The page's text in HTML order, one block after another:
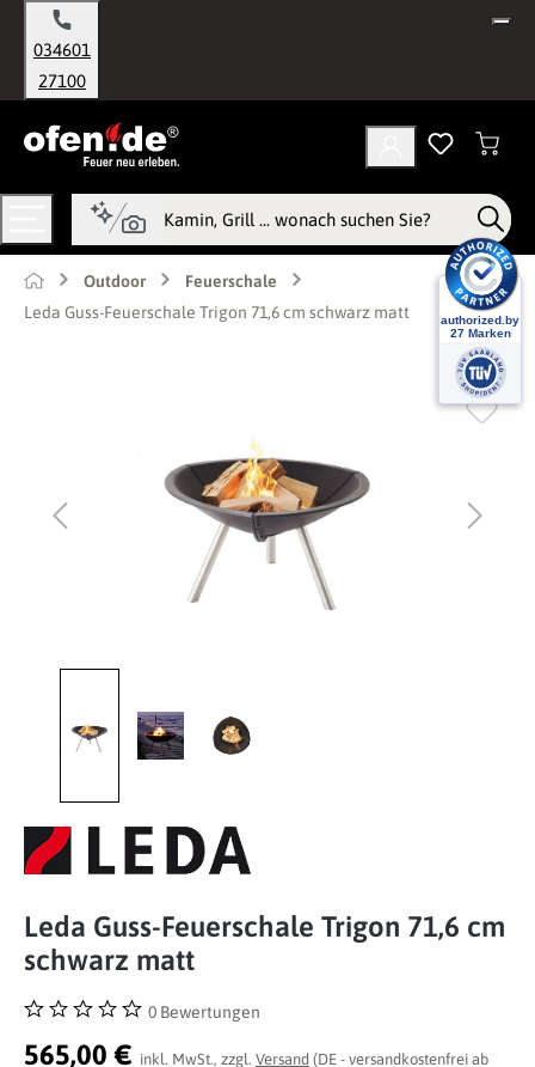
springen
034601
27100
Outdoor
Feuerschale
Leda Guss-Feuerschale Trigon 71,6 cm schwarz matt
Leda Guss-Feuerschale Trigon 71,6 cm
schwarz matt
Durchschnittliche Bewertung von 0 von 5 Sternen
0 Bewertungen
565,00 € inkl. MwSt., zzgl. Versand (DE - versandkostenfrei ab